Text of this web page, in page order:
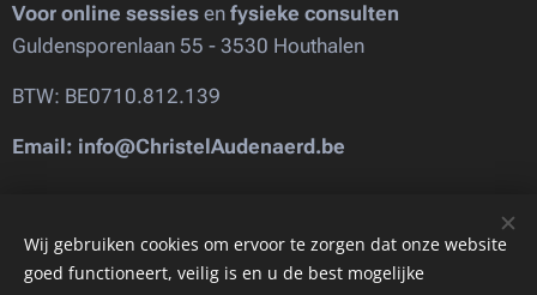
Voor online sessies en fysieke consulten
Guldensporenlaan 55 - 3530 Houthalen
BTW: BE0710.812.139
Email: info@ChristelAudenaerd.be
Wij gebruiken cookies om ervoor te zorgen dat onze website
goed functioneert, veilig is en u de best mogelijke